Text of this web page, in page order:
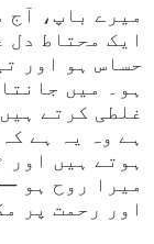
میرے باپ، آج
ایک محتاط دل
حساس ہو اور
ہو۔ میں
غلطی کرتے
ہے وہ یہ ہے
ہوتے ہیں
میرا روح ہو
اور رحمت پر